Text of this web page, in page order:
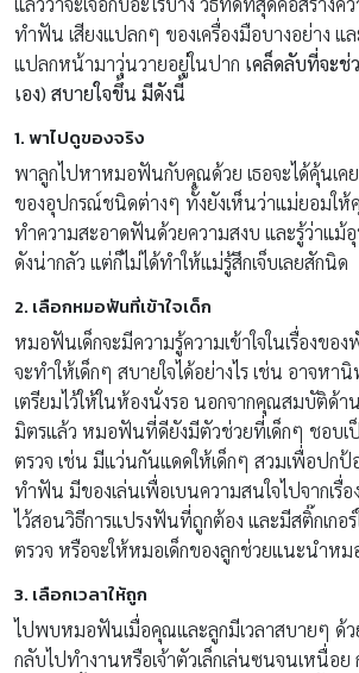
ทำฟัน เสียงแปลกๆ ของเครื่องมือบางอย่าง แ
แปลกหน้ามาวุ่นวายอยู่ในปาก เคล็ดลับที่จะ
เอง) สบายใจขึ้น มีดังนี้
1. พาไปดูของจริง
พาลูกไปหาหมอฟันกับคุณด้วย เธอจะได้คุ้นเคย
ของอุปกรณ์ชนิดต่างๆ ทั้งยังเห็นว่าแม่ยอมใ
ทำความสะอาดฟันด้วยความสงบ และรู้ว่าแม้
ดังน่ากลัว แต่ก็ไม่ได้ทำให้แม่รู้สึกเจ็บเลยสักนิด
2. เลือกหมอฟันที่เข้าใจเด็ก
หมอฟันเด็กจะมีความรู้ความเข้าใจในเรื่องขอ
จะทำให้เด็กๆ สบายใจได้อย่างไร เช่น อาจหา
เตรียมไว้ให้ในห้องนั่งรอ นอกจากคุณสมบัติด้า
มิตรแล้ว หมอฟันที่ดียังมีตัวช่วยที่เด็กๆ ชอบเ
ตรวจ เช่น มีแว่นกันแดดให้เด็กๆ สวมเพื่อปกป้
ทำฟัน มีของเล่นเพื่อเบนความสนใจไปจากเรื่
ไว้สอนวิธีการแปรงฟันที่ถูกต้อง และมีสติ๊กเกอ
ตรวจ หรือจะให้หมอเด็กของลูกช่วยแนะนำห
3. เลือกเวลาให้ถูก
ไปพบหมอฟันเมื่อคุณและลูกมีเวลาสบายๆ ด้ว
กลับไปทำงานหรือเจ้าตัวเล็กเล่นซนจนเหนื่อ